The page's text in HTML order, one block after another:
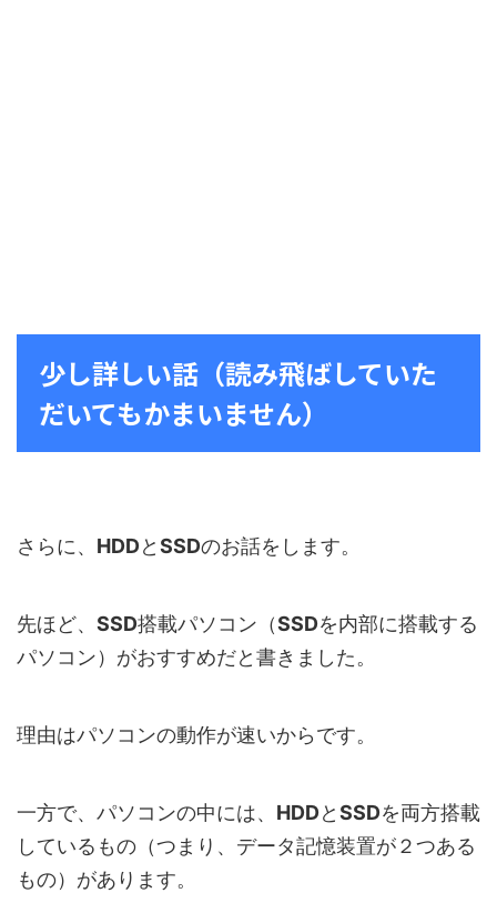
少し詳しい話（読み飛ばしていた
だいてもかまいません）
さらに、 HDDとSSDのお話をします。
先ほど、 SSD搭載パソコン（SSDを内部に搭載する
パソコン）がおすすめだと書きました。
理由はパソコンの動作が速いからです。
一方で、パソコンの中には、 HDDとSSDを両方搭載
しているもの（つまり、データ記憶装置が２つある
もの）があります。